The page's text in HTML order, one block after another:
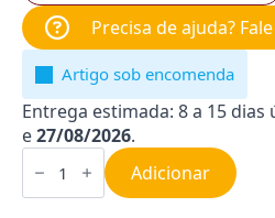
Precisa de ajuda?
Artigo sob encomenda
Entrega estimada: 8 a 15 dias
e27/08/2026.
Quantidade
de
de
Adicionar